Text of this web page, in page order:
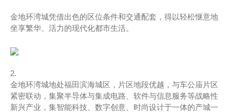
金地环湾城凭借出色的区位条件和交通配套，得以轻松惬意地
坐享繁华、活力的现代化都市生活。
2.
金地环湾城地处福田滨海城区，片区地段优越，与车公庙片区
紧密联动，集聚半导体与集成电路、软件与信息服务等战略性
新兴产业，集智能科技、数字创意、时尚设计于一体的产城一